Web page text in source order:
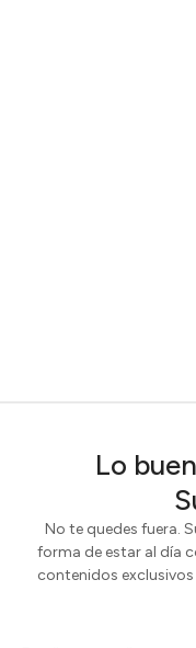
Lo
No te quedes fuera.
forma de estar al día
contenidos